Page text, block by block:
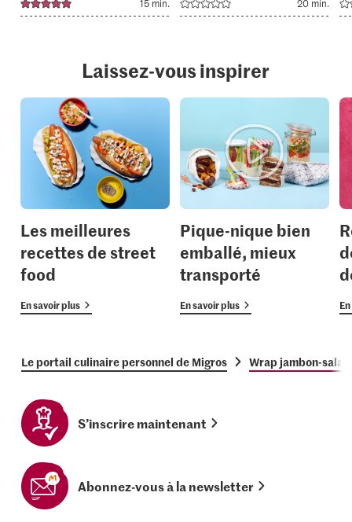
15 min. 20 min.
Laissez-vous inspirer
Les meilleures
recettes de street
food
En savoir plus
Pique-nique bien
emballé, mieux
transporté
En savoir plus
Le portail culinaire personnel de Migros Wrap jambon-
S’inscrire maintenant
Abonnez-vous à la newsletter